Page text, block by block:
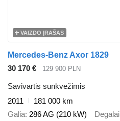
VAIZDO ĮRAŠAS
Mercedes-Benz Axor 1829
30 170 €
129 900 PLN
Savivartis sunkvežimis
2011
181 000 km
Galia 286 AG (210 kW) Degalai